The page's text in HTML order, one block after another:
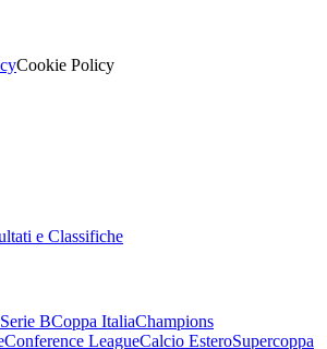
Cookie Policy
e Classifiche
Serie BCoppa ItaliaChampions
Conference LeagueCalcio EsteroSupercoppa